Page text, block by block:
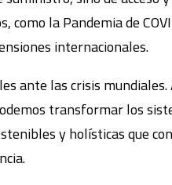
como la Pandemia de
internacionales.
ante las crisis
transformar los
y holísticas que